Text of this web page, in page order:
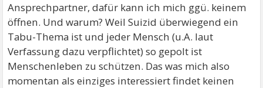
Ansprechpartner, dafür kann ich mich ggü. keinem
öffnen. Und warum? Weil Suizid überwiegend ein
Tabu-Thema ist und jeder Mensch (u.A. laut
Verfassung dazu verpflichtet) so gepolt ist
Menschenleben zu schützen. Das was mich also
momentan als einziges interessiert findet keinen